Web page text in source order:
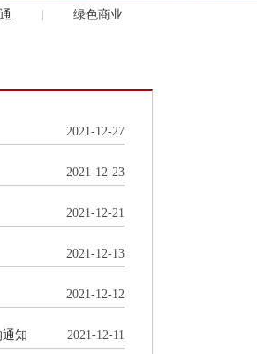
绿色商业
2021-12-27
2021-12-23
2021-12-21
2021-12-13
2021-12-12
知 2021-12-11